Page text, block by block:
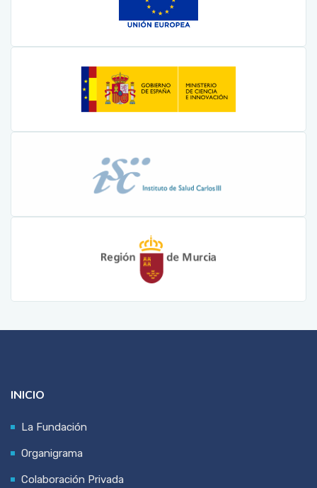
INICIO
La Fundación
Organigrama
Colaboración Privada